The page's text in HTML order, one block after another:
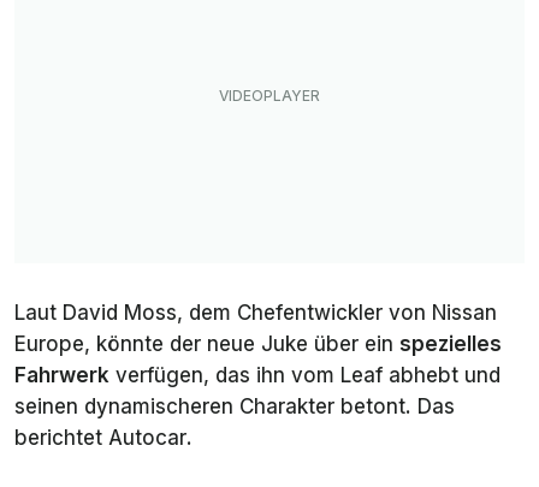
Laut David Moss, dem Chefentwickler von Nissan
Europe, könnte der neue Juke über ein spezielles
Fahrwerk verfügen, das ihn vom Leaf abhebt und
seinen dynamischeren Charakter betont. Das
berichtet Autocar.